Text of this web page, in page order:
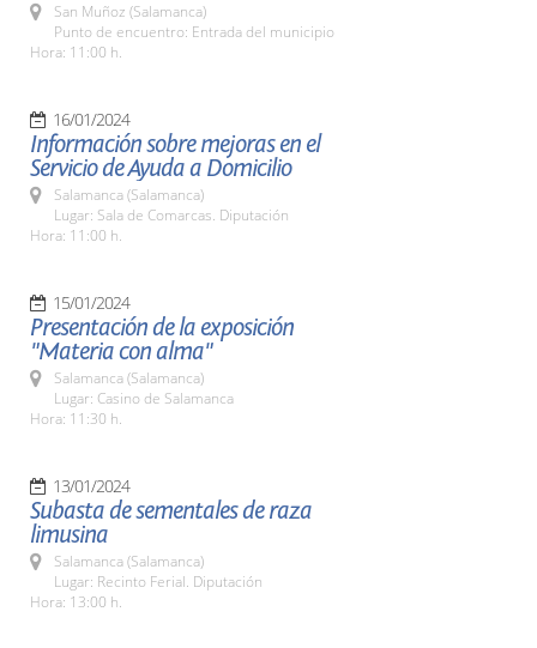
San Muñoz (Salamanca)
Punto de encuentro: Entrada del municipio
Hora: 11:00 h.
16/01/2024
Información sobre mejoras en el
Servicio de Ayuda a Domicilio
Salamanca (Salamanca)
Lugar: Sala de Comarcas. Diputación
Hora: 11:00 h.
15/01/2024
Presentación de la exposición
"Materia con alma"
Salamanca (Salamanca)
Lugar: Casino de Salamanca
Hora: 11:30 h.
13/01/2024
Subasta de sementales de raza
limusina
Salamanca (Salamanca)
Lugar: Recinto Ferial. Diputación
Hora: 13:00 h.